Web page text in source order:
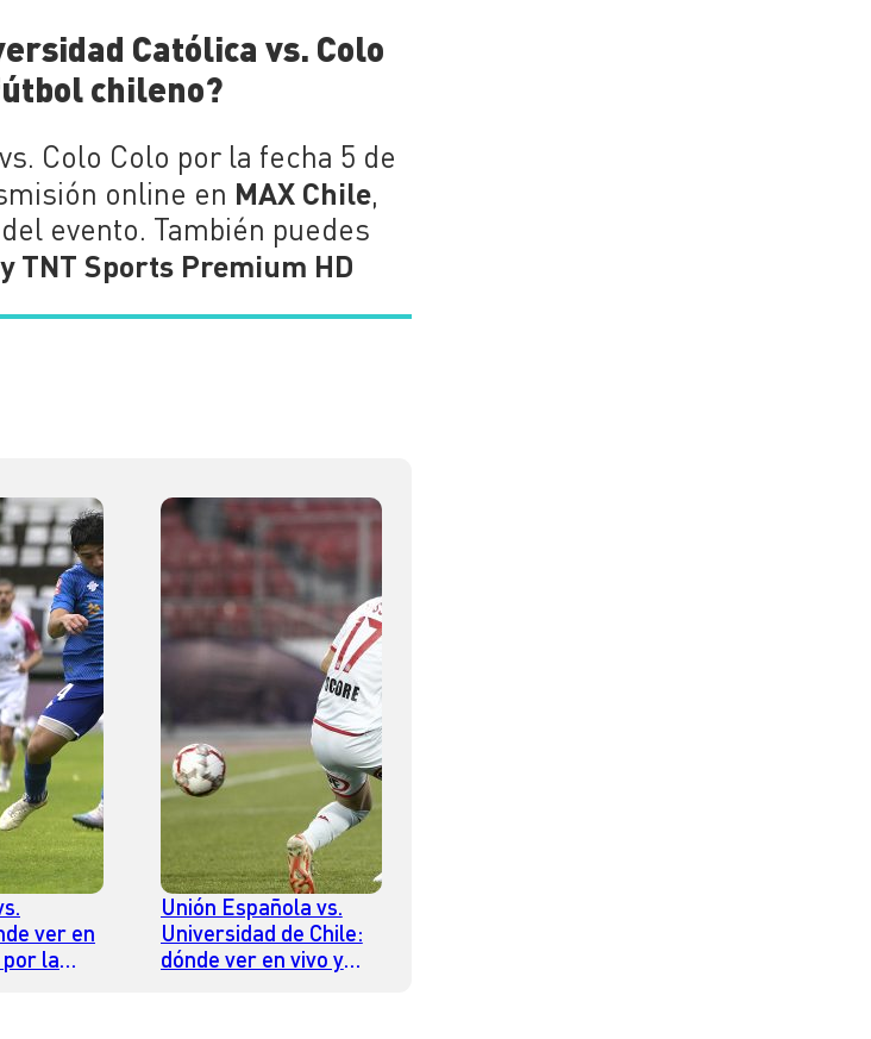
Católica vs. Colo
chileno?
Colo Colo por la fecha 5 de
online en MAX Chile,
evento. También puedes
TNT Sports Premium HD
ver en
la
Unión Española vs.
Universidad de Chile:
dónde ver en vivo y